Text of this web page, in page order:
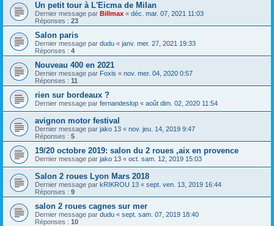
Un petit tour à L'Eicma de Milan
Dernier message par Billmax « déc. mar. 07, 2021 11:03
Réponses : 23
Salon paris
Dernier message par dudu « janv. mer. 27, 2021 19:33
Réponses : 4
Nouveau 400 en 2021
Dernier message par Foxis « nov. mer. 04, 2020 0:57
Réponses : 11
rien sur bordeaux ?
Dernier message par fernandeslop « août dim. 02, 2020 11:54
avignon motor festival
Dernier message par jako 13 « nov. jeu. 14, 2019 9:47
Réponses : 5
19/20 octobre 2019: salon du 2 roues ,aix en provence
Dernier message par jako 13 « oct. sam. 12, 2019 15:03
Salon 2 roues Lyon Mars 2018
Dernier message par kRIKROU 13 « sept. ven. 13, 2019 16:44
Réponses : 9
salon 2 roues cagnes sur mer
Dernier message par dudu « sept. sam. 07, 2019 18:40
Réponses : 10